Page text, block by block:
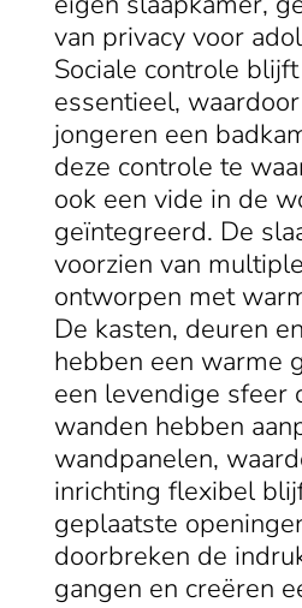
van privacy voor
Sociale controle
essentieel,
jongeren een
deze controle te
ook een vide in de
geïntegreerd. De
voorzien van
ontworpen met
De kasten, deuren
hebben een warme
een levendige sfeer
wanden hebben
wandpanelen,
inrichting flexibel
geplaatste
doorbreken de
gangen en creëren